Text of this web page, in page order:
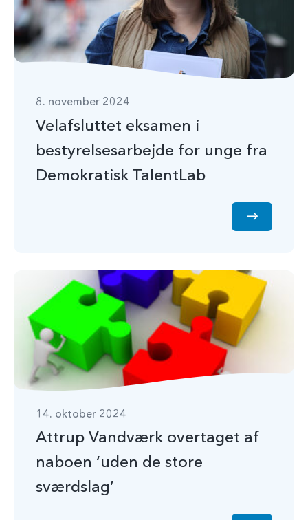
8. november 2024
Velafsluttet eksamen i
bestyrelsesarbejde for unge fra
Demokratisk TalentLab
14. oktober 2024
Attrup Vandværk overtaget af
naboen ‘uden de store
sværdslag’